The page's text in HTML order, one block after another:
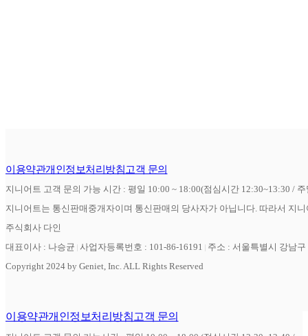
이용약관개인정보처리방침고객 문의
지니어트 고객 문의 가능 시간 : 평일 10:00 ~ 18:00(점심시간 12:30~13:30 /
지니어트는 통신판매중개자이며 통신판매의 당사자가 아닙니다. 따라서 지
주식회사 다인
대표이사 : 나승균 사업자등록번호 : 101-86-16191
주소 : 서울특별시 강남
Copyright 2024 by Geniet, Inc. ALL Rights Reserved
이용약관개인정보처리방침고객 문의